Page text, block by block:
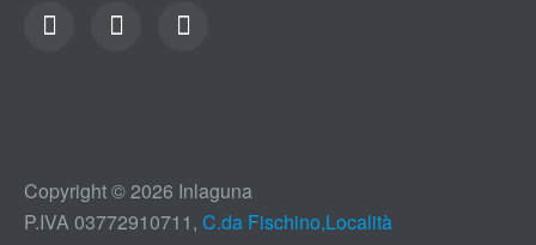
Copyright © 2026 Inlaguna
P.IVA 03772910711, C.da Fischino,Località